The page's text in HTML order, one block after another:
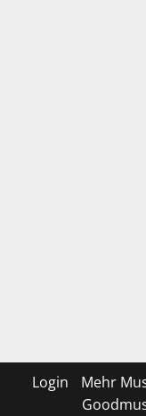
Login
Mehr